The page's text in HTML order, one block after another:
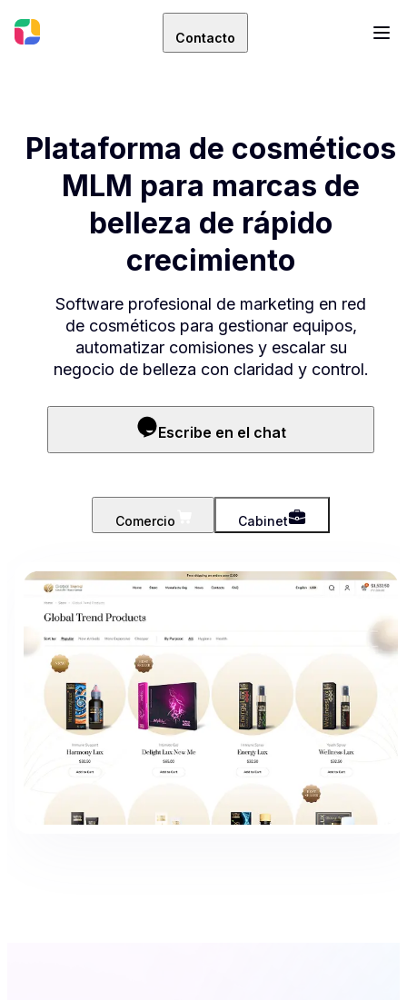
Contacto
Plataforma de cosméticos
MLM para marcas de
belleza de rápido
crecimiento
Software profesional de marketing en red
de cosméticos para gestionar equipos,
automatizar comisiones y escalar su
negocio de belleza con claridad y control.
Escribe en el chat
Comercio Cabinet